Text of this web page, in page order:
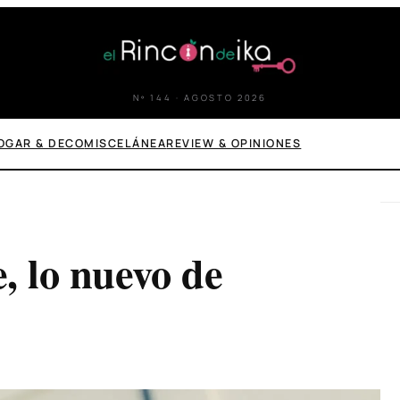
Nº 144 · AGOSTO 2026
& DECOMISCELÁNEAREVIEW & OPINIONES
lo nuevo de